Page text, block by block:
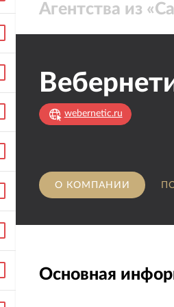
Агентства из «
webernetic.ru
О КОМПАНИИ
Основная